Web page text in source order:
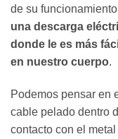
de su
una descarga
donde le es más
en nuestro cuerpo.
Podemos pensar en
cable pelado dentro
contacto con el